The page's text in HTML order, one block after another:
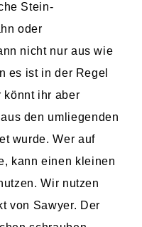
Stein-
oder
nicht nur aus wie
es ist in der Regel
könnt ihr aber
den umliegenden
wurde. Wer auf
kann einen kleinen
Wir nutzen
von Sawyer. Der